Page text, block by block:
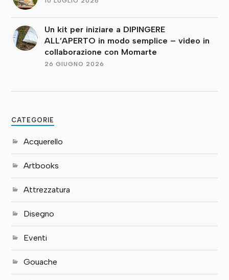
Un kit per iniziare a DIPINGERE
ALL’APERTO in modo semplice – video in
collaborazione con Momarte
26 GIUGNO 2026
CATEGORIE
Acquerello
Artbooks
Attrezzatura
Disegno
Eventi
Gouache